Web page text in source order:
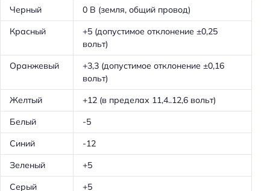
Черный
0 В (земля, общий провод)
Красный
+5 (допустимое отклонение ±0,25
вольт)
Оранжевый
+3,3 (допустимое отклонение ±0,16
вольт)
Желтый
+12 (в пределах 11,4..12,6 вольт)
Белый
-5
Синий
-12
Зеленый
+5
Серый
+5